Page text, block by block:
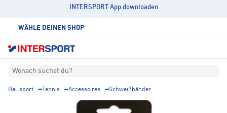
INTERSPORT App downloaden
WÄHLE DEINEN SHOP
Wonach suchst du?
Ballsport Tennis Accessoires Schweißbänder